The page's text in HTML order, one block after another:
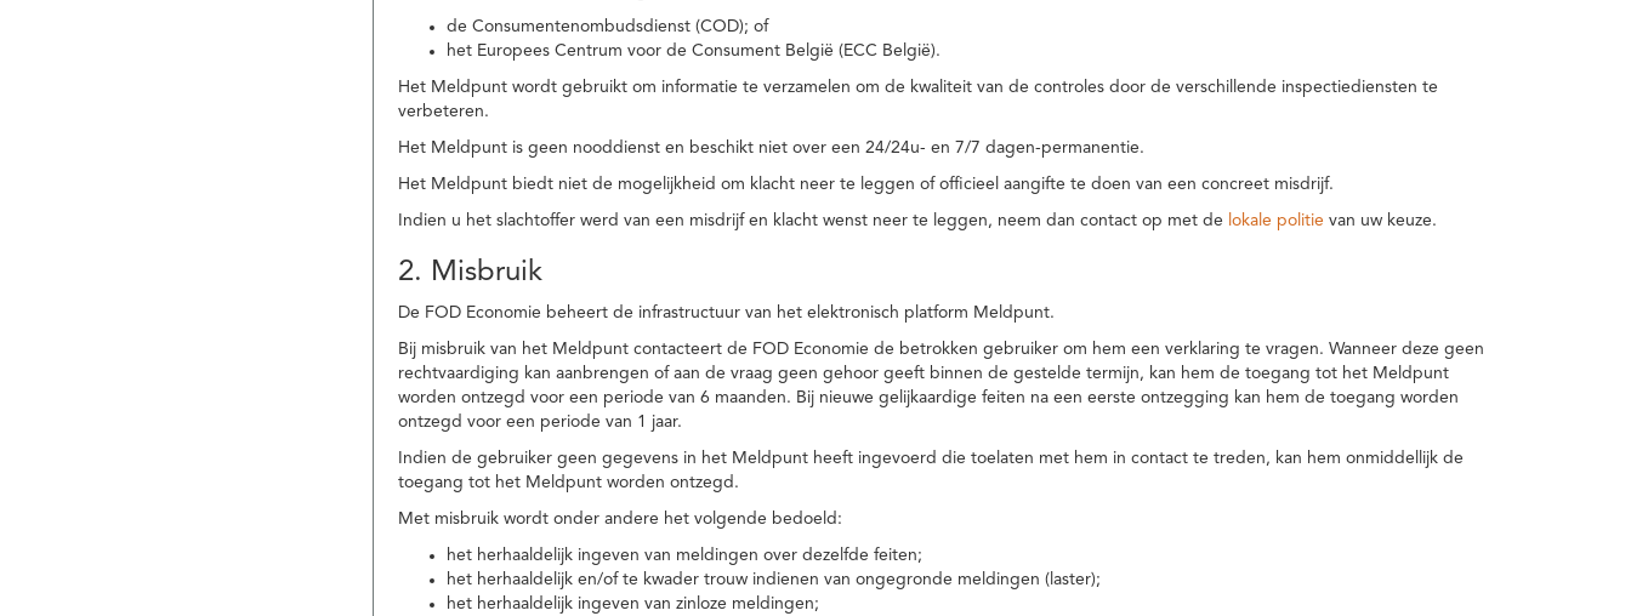
de Consumentenombudsdienst (COD); of
het Europees Centrum voor de Consument België (ECC België).
Het Meldpunt wordt gebruikt om informatie te verzamelen om de kwaliteit van de controles door de verschillende inspectiediensten te
verbeteren.
Het Meldpunt is geen nooddienst en beschikt niet over een 24/24u- en 7/7 dagen-permanentie.
Het Meldpunt biedt niet de mogelijkheid om klacht neer te leggen of officieel aangifte te doen van een concreet misdrijf.
Indien u het slachtoffer werd van een misdrijf en klacht wenst neer te leggen, neem dan contact op met de lokale politie van uw keuze.
2. Misbruik
De FOD Economie beheert de infrastructuur van het elektronisch platform Meldpunt.
Bij misbruik van het Meldpunt contacteert de FOD Economie de betrokken gebruiker om hem een verklaring te vragen. Wanneer deze geen
rechtvaardiging kan aanbrengen of aan de vraag geen gehoor geeft binnen de gestelde termijn, kan hem de toegang tot het Meldpunt
worden ontzegd voor een periode van 6 maanden. Bij nieuwe gelijkaardige feiten na een eerste ontzegging kan hem de toegang worden
ontzegd voor een periode van 1 jaar.
Indien de gebruiker geen gegevens in het Meldpunt heeft ingevoerd die toelaten met hem in contact te treden, kan hem onmiddellijk de
toegang tot het Meldpunt worden ontzegd.
Met misbruik wordt onder andere het volgende bedoeld:
het herhaaldelijk ingeven van meldingen over dezelfde feiten;
het herhaaldelijk en/of te kwader trouw indienen van ongegronde meldingen (laster);
het herhaaldelijk ingeven van zinloze meldingen;